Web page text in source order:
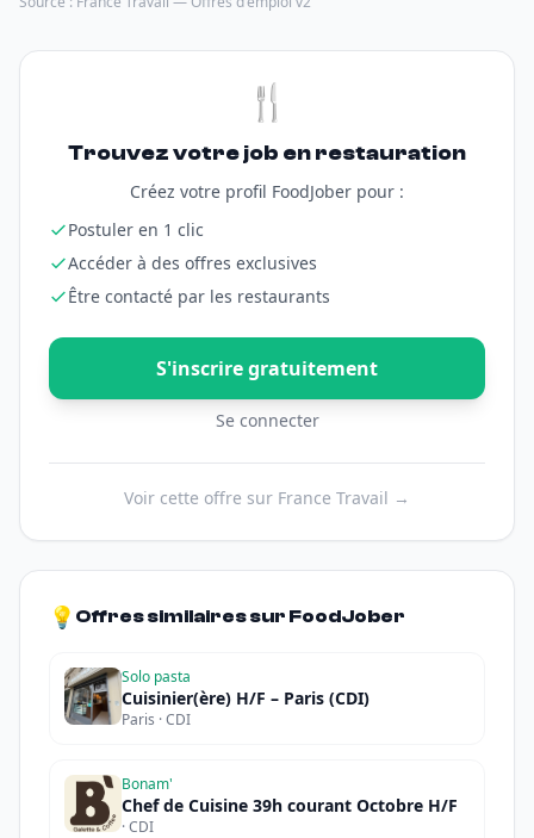
🍴
Trouvez votre job en restauration
Créez votre profil FoodJober pour :
Postuler en 1 clic
Accéder à des offres exclusives
Être contacté par les restaurants
S'inscrire gratuitement
Se connecter
Voir cette offre sur France Travail →
💡 Offres similaires sur FoodJober
Solo pasta
Cuisinier(ère) H/F – Paris (CDI)
Paris · CDI
Bonam'
Chef de Cuisine 39h courant Octobre H/F
· CDI